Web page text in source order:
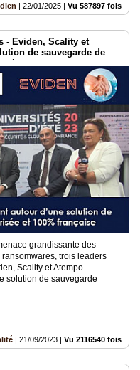
| 22/01/2025 | Vu 587897 fois
- Eviden, Scality et
de sauvegarde de
grandissante des
trois leaders
Scality et Atempo –
solution de sauvegarde
| 21/09/2023 | Vu 2116540 fois